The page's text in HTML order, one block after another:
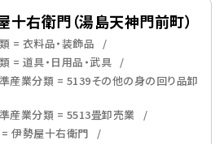
十右衛門（湯島天神門前町）
= 衣料品・装飾品
= 道具・日用品・武具
産業分類 = 5139その他の身の回り品卸
産業分類 = 5513畳卸売業
伊勢屋十右衛門